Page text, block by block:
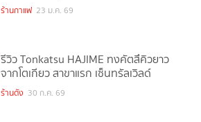
ร้านกาแฟ 23 ม.ค. 69
รีวิว Tonkatsu HAJIME ทงคัตสึคิวยาว
จากโตเกียว สาขาแรก เซ็นทรัลเวิลด์
ร้านดัง 30 ก.ค. 69